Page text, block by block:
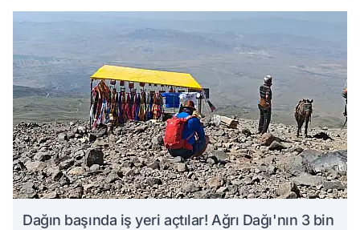
Dağın başında iş yeri açtılar! Ağrı Dağı'nın 3 bin